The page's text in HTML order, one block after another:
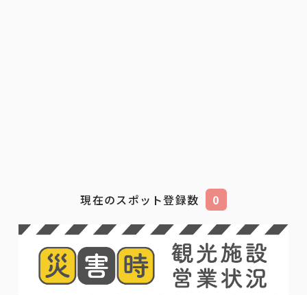
現在のスポット登録数 0